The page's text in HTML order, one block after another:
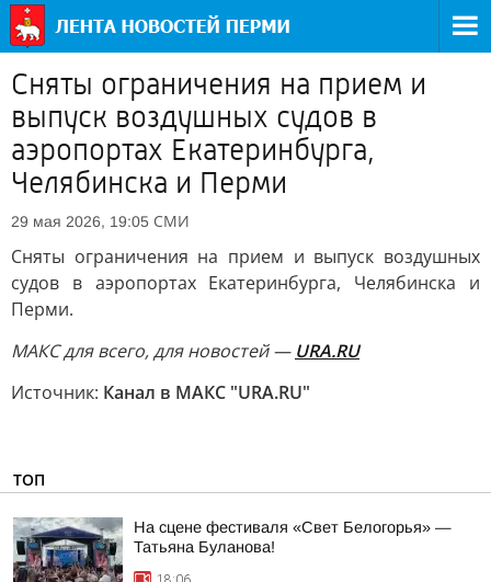
Сняты ограничения на прием и
выпуск воздушных судов в
аэропортах Екатеринбурга,
Челябинска и Перми
29 мая 2026, 19:05 СМИ
Сняты ограничения на прием и выпуск воздушных
судов в аэропортах Екатеринбурга, Челябинска и
Перми.
MAКС для всего, для новостей — URA.RU
Источник: Канал в МАКС "URA.RU"
ТОП
На сцене фестиваля «Свет Белогорья» —
Татьяна Буланова!